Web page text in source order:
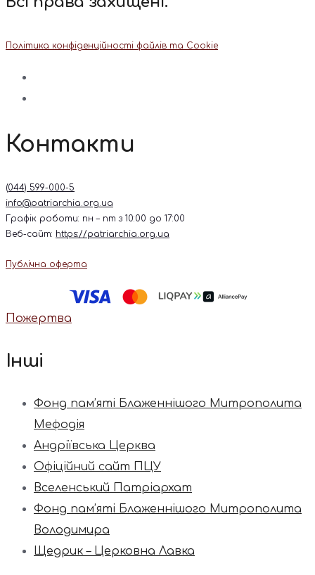
Політика конфіденційності файлів та Cookie
Контакти
(044) 599-000-5
info@patriarchia.org.ua
Графік роботи: пн – пт з 10:00 до 17:00
Веб-сайт: https://patriarchia.org.ua
Публічна оферта
Пожертва
Інші
Фонд пам’яті Блаженнішого Митрополита
Мефодія
Андріївська Церква
Офіційний сайт ПЦУ
Вселенський Патріархат
Фонд пам’яті Блаженнішого Митрополита
Володимира
Щедрик – Церковна Лавка